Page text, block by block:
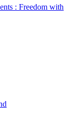
: Freedom with